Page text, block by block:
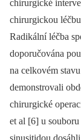
chirurgické
chirurgickou
Radikální léčba
doporučována
na celkovém
demonstrovali
chirurgické
et al [6] u
sinusitidou